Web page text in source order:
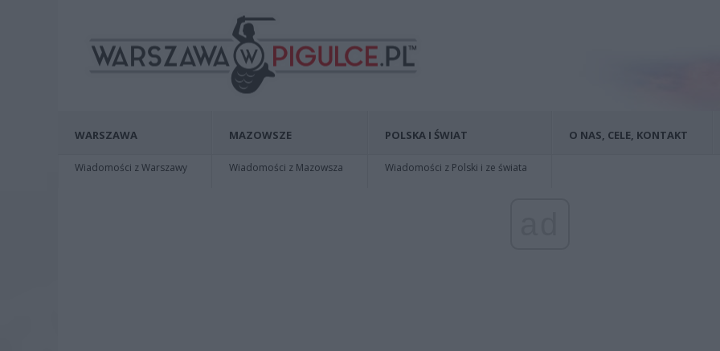
WARSZAWA
Wiadomości z Warszawy
MAZOWSZE
Wiadomości z Mazowsza
POLSKA I ŚWIAT
Wiadomości z Polski i ze świata
O NAS, CELE, KONTAKT